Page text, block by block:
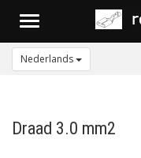
Toggle
Nederlands
Draad 3.0 mm2